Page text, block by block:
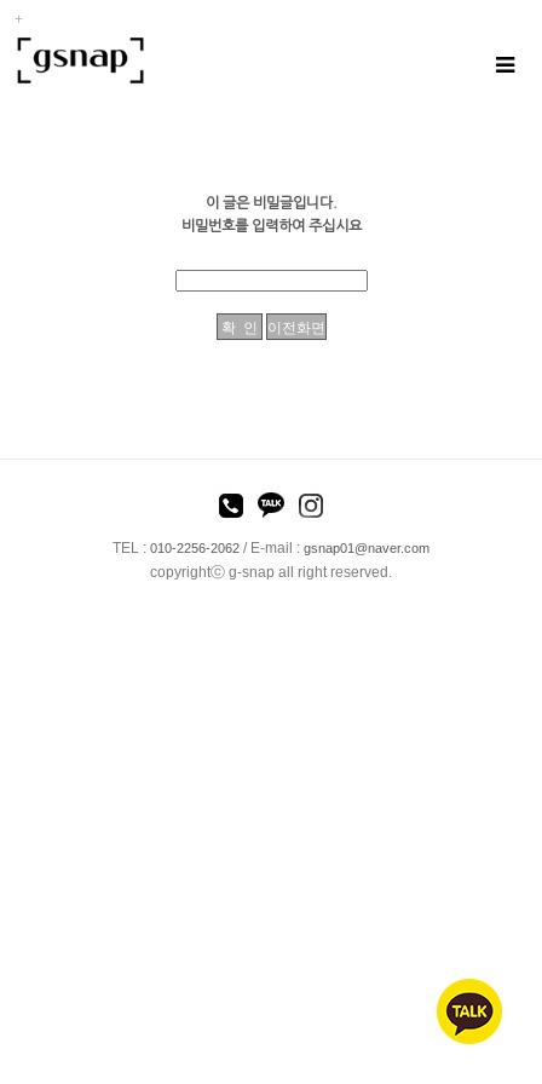
이 글은 비밀글입니다.
비밀번호를 입력하여 주십시요
TEL : 010-2256-2062 / E-mail : gsnap01@naver.com
copyrightⓒ g-snap all right reserved.